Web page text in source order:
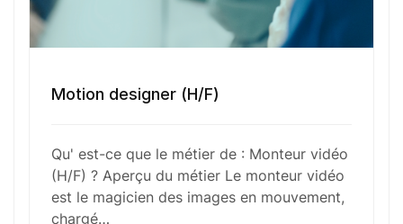
Sélectionner une agence Oxygène Intérim/ BTT
Glisser & déposer les fichiers ici
ou
Parcourir les fichiers
Motion designer (H/F)
Qu' est-ce que le métier de : Monteur vidéo
(H/F) ? Aperçu du métier Le monteur vidéo
est le magicien des images en mouvement,
chargé…